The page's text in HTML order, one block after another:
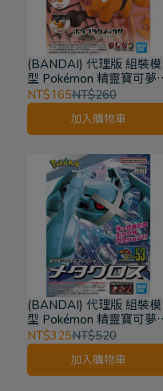
(BANDAI) 代理版 組裝模
型 Pokémon 精靈寶可夢
PLAMO收藏集收藏集 快組
版!! 暖暖豬 14
NT$165NT$260
加入購物車
(BANDAI) 代理版 組裝模
型 Pokémon 精靈寶可夢
PLAMO收藏集收藏集53
精選系列 巨金怪
NT$325NT$520
加入購物車